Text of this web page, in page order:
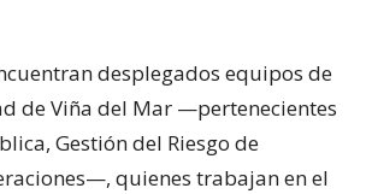
desplegados equipos de
de Viña del Mar —pertenecientes
Gestión del Riesgo de
quienes trabajan en el